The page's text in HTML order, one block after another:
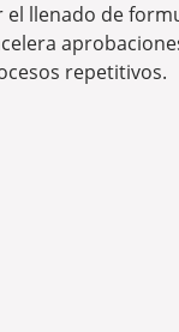
el llenado de
repetitivos.